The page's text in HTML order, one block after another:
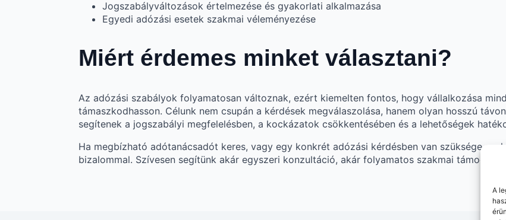
A
Jogszabályváltozások értelmezése és gyakorlati alkalmazása
Egyedi adózási esetek szakmai véleményezése
Miért érdemes minket választani?
Az adózási szabályok folyamatosan változnak, ezért kiemelten fontos, hogy vállalkozása
támaszkodhasson. Célunk nem csupán a kérdések megválaszolása, hanem olyan hosszú
segítenek a jogszabályi megfelelésben, a kockázatok csökkentésében és a lehetőségek
Ha megbízható adótanácsadót keres, vagy egy konkrét adózási kérdésben van szüksége
bizalommal. Szívesen segítünk akár egyszeri konzultáció, akár folyamatos szakmai támogatás